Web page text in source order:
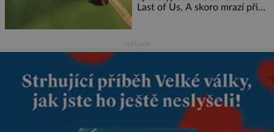
Last of Us. A skoro mrazí při
že predátor dokáže ovládat jen
jednodušší živočichy, než je
člověk. Najít skutečné zombie
není nic nemožného ani v naší